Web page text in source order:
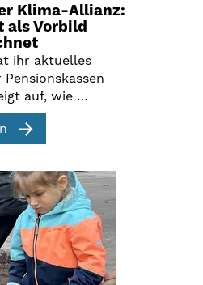
Klima-Allianz:
als Vorbild
ihr aktuelles
auf, wie …